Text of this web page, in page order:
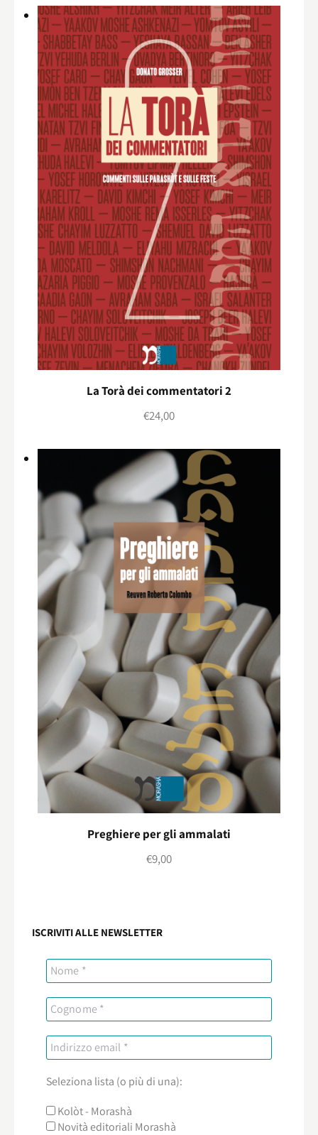
La Torà dei commentatori 2
€24,00
Preghiere per gli ammalati
€9,00
ISCRIVITI ALLE NEWSLETTER
Seleziona lista (o più di una):
Kolòt - Morashà
Novità editoriali Morashà